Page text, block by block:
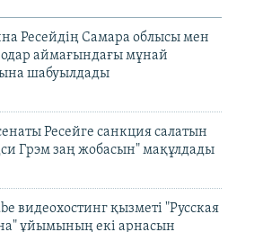
Ресейдің Самара облысы мен
аймағындағы мұнай
шабуылдады
Ресейге санкция салатын
Грэм заң жобасын" мақұлдады
видеохостинг қызметі "Русская
ұйымының екі арнасын